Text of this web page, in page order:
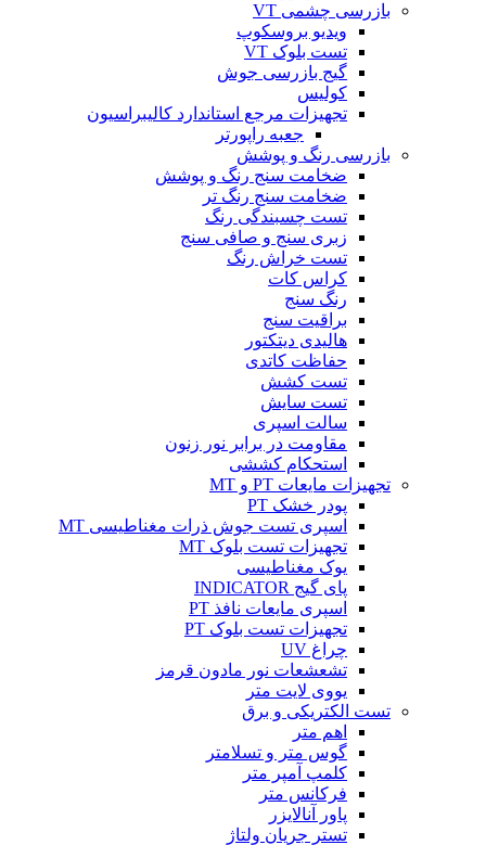
بازرسی چشمی VT
ویدیو بروسکوپ
تست بلوک VT
گیج بازرسی جوش
کولیس
تجهیزات مرجع استاندارد کالیبراسیون
جعبه راپورتر
بازرسی رنگ و پوشش
ضخامت سنج رنگ و پوشش
ضخامت سنج رنگ تر
تست چسبندگی رنگ
زبری سنج و صافی سنج
تست خراش رنگ
کراس کات
رنگ سنج
براقیت سنج
هالیدی دیتکتور
حفاظت کاتدی
تست کشش
تست سایش
سالت اسپری
مقاومت در برابر نور زنون
استحکام کششی
تجهیزات مایعات PT و MT
پودر خشک PT
اسپری تست جوش ذرات مغناطیسی MT
تجهیزات تست بلوک MT
یوک مغناطیسی
پای گیج INDICATOR
اسپری مایعات نافذ PT
تجهیزات تست بلوک PT
چراغ UV
تشعشعات نور مادون قرمز
یووی لایت متر
تست الکتریکی و برق
اهم متر
گوس متر و تسلامتر
کلمپ آمپر متر
فرکانس متر
پاور آنالایزر
تستر جریان ولتاژ